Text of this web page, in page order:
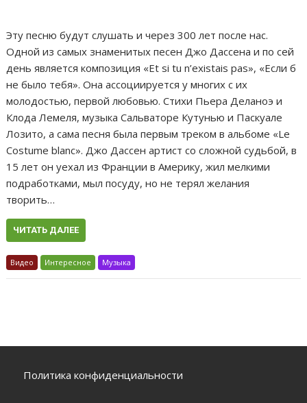
Эту песню будут слушать и через 300 лет после нас.
Одной из самых знаменитых песен Джо Дассена и по сей
день является композиция «Et si tu n’existais pas», «Если б
не было тебя». Она ассоциируется у многих с их
молодостью, первой любовью. Стихи Пьера Деланоэ и
Клода Лемеля, музыка Сальваторе Кутунью и Паскуале
Лозито, а сама песня была первым треком в альбоме «Le
Costume blanc». Джо Дассен артист со сложной судьбой, в
15 лет он уехал из Франции в Америку, жил мелкими
подработками, мыл посуду, но не терял желания
творить…
ЧИТАТЬ ДАЛЕЕ
Видео Интересное Музыка
Политика конфиденциальности